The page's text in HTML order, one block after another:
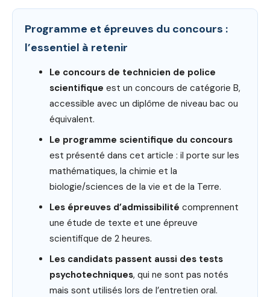
Programme et épreuves du concours :
l’essentiel à retenir
Le concours de technicien de police
scientifique est un concours de catégorie B,
accessible avec un diplôme de niveau bac ou
équivalent.
Le programme scientifique du concours
est présenté dans cet article : il porte sur les
mathématiques, la chimie et la
biologie/sciences de la vie et de la Terre.
Les épreuves d’admissibilité comprennent
une étude de texte et une épreuve
scientifique de 2 heures.
Les candidats passent aussi des tests
psychotechniques, qui ne sont pas notés
mais sont utilisés lors de l’entretien oral.